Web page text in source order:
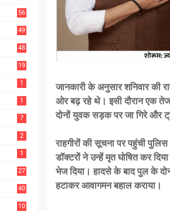
56
49
48
19
1
1
7
2
1
27
40
10
जानकारी के अनुसार शनिवार की
ओर बढ़ रहे थे। इसी दौरान एक
दोनों युवक सड़क पर जा गिरे और
राहगीरों की सूचना पर पहुंची
डॉक्टरों ने उन्हें मृत घोषित कर
भेज दिया। हादसे के बाद पुल के
हटाकर आवागमन बहाल कराया।